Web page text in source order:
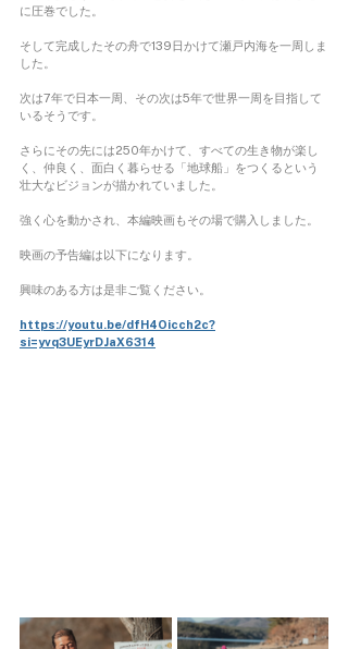
に圧巻でした。
そして完成したその舟で139日かけて瀬戸内海を一周しま
した。
次は7年で日本一周、その次は5年で世界一周を目指して
いるそうです。
さらにその先には250年かけて、すべての生き物が楽し
く、仲良く、面白く暮らせる「地球船」をつくるという
壮大なビジョンが描かれていました。
強く心を動かされ、本編映画もその場で購入しました。
映画の予告編は以下になります。
興味のある方は是非ご覧ください。
https://youtu.be/dfH4Oicch2c?
si=yvq3UEyrDJaX6314